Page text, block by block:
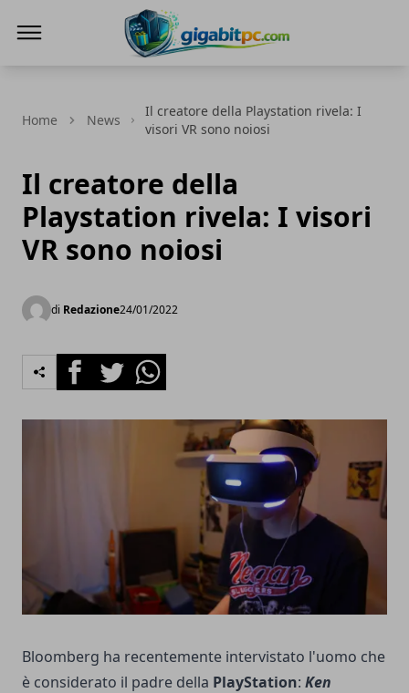
Home News
Il creatore della Playstation rivela: I
visori VR sono noiosi
Il creatore della
Playstation rivela: I visori
VR sono noiosi
di Redazione24/01/2022
FacebookTwitterWhatsapp
Bloomberg ha recentemente intervistato l'uomo che
è considerato il padre della PlayStation: Ken